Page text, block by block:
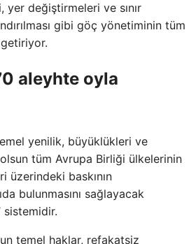
yer değiştirmeleri ve sınır
gibi göç yönetiminin tüm
getiriyor.
aleyhte oyla
yenilik, büyüklükleri ve
tüm Avrupa Birliği ülkelerinin
üzerindeki baskının
bulunmasını sağlayacak
sistemidir.
temel haklar, refakatsiz